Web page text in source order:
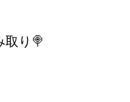
取り🍭